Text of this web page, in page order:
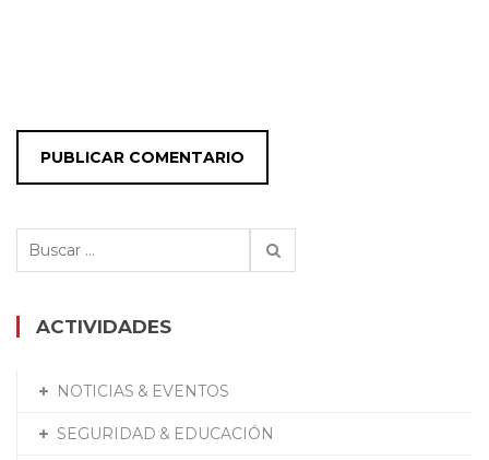
Buscar:
ACTIVIDADES
NOTICIAS & EVENTOS
SEGURIDAD & EDUCACIÓN